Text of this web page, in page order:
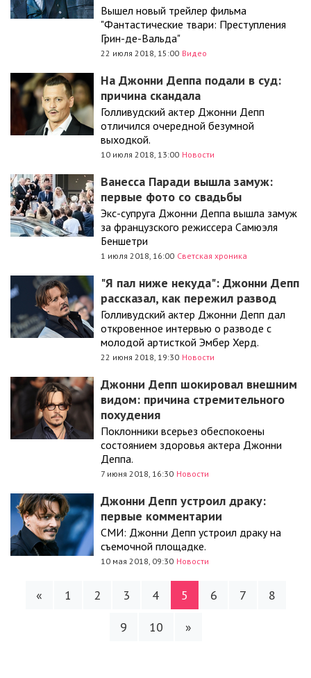
Вышел новый трейлер фильма
"Фантастические твари: Преступления
Грин-де-Вальда"
22 июля 2018, 15:00 Видео
На Джонни Деппа подали в суд:
причина скандала
Голливудский актер Джонни Депп
отличился очередной безумной
выходкой.
10 июля 2018, 13:00 Новости
Ванесса Паради вышла замуж:
первые фото со свадьбы
Экс-супруга Джонни Деппа вышла замуж
за французского режиссера Самюэля
Беншетри
1 июля 2018, 16:00 Светская хроника
"Я пал ниже некуда": Джонни Депп
рассказал, как пережил развод
Голливудский актер Джонни Депп дал
откровенное интервью о разводе с
молодой артисткой Эмбер Херд.
22 июня 2018, 19:30 Новости
Джонни Депп шокировал внешним
видом: причина стремительного
похудения
Поклонники всерьез обеспокоены
состоянием здоровья актера Джонни
Деппа.
7 июня 2018, 16:30 Новости
Джонни Депп устроил драку:
первые комментарии
СМИ: Джонни Депп устроил драку на
съемочной площадке.
10 мая 2018, 09:30 Новости
« 1 2 3 4 5 6 7
8
9
10 »